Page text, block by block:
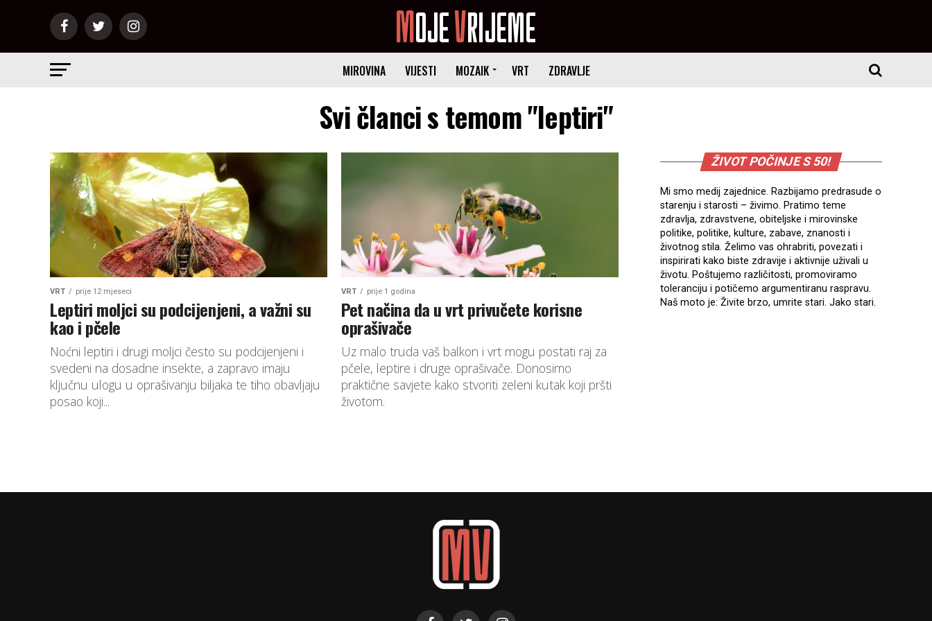
MIROVINA VIJESTI MOZAIK VRT ZDRAVLJE
Svi članci s temom "leptiri"
VRT prije 12 mjeseci
Leptiri moljci su podcijenjeni, a važni su
kao i pčele
Noćni leptiri i drugi moljci često su podcijenjeni i
svedeni na dosadne insekte, a zapravo imaju
ključnu ulogu u oprašivanju biljaka te tiho obavljaju
posao koji...
VRT prije 1 godina
Pet načina da u vrt privučete korisne
oprašivače
Uz malo truda vaš balkon i vrt mogu postati raj za
pčele, leptire i druge oprašivače. Donosimo
praktične savjete kako stvoriti zeleni kutak koji pršti
životom.
ŽIVOT POČINJE S 50!
Mi smo medij zajednice. Razbijamo predrasude o
starenju i starosti – živimo. Pratimo teme
zdravlja, zdravstvene, obiteljske i mirovinske
politike, politike, kulture, zabave, znanosti i
životnog stila. Želimo vas ohrabriti, povezati i
inspirirati kako biste zdravije i aktivnije uživali u
životu. Poštujemo različitosti, promoviramo
toleranciju i potičemo argumentiranu raspravu.
Naš moto je: Živite brzo, umrite stari. Jako stari.